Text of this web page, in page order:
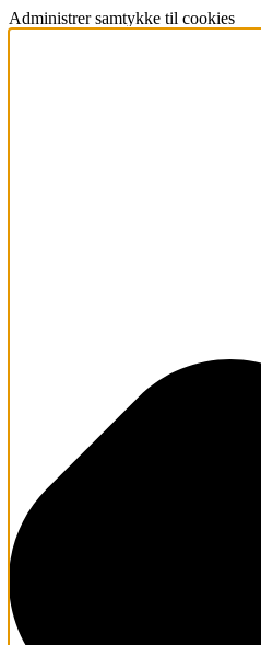
Administrer samtykke til cookies